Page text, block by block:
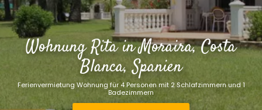
Wohnung Rita in Moraira, Costa
Blanca, Spanien
Ferienvermietung Wohnung für 4 Personen mit 2 Schlafzimmern und 1
Badezimmern